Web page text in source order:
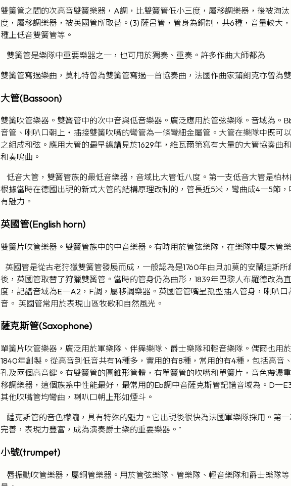
雙簧管之間的次高音雙簧樂器，A調，比雙簧管低小三度，屬移調樂器，後被淘
度，屬移調樂器，被英國管所取替。(3) 薩呂管，管身為銅制，共6種，音量較大
種上低音雙簧管等。
雙簧管是樂隊中重要樂器之一，也可用於獨奏、重奏。許多作曲大師都為
雙簧管寫過樂曲，莫札特曾為雙簧管寫過一首協奏曲，法國作曲家蒲朗克亦曾為
大管(Bassoon)
雙簧吹管樂器。雙簧管中的次中音與低音樂器。廣泛應用於管弦樂隊。音域為。
音管、喇叭口朝上‧插接雙簧吹嘴的彎管為一條彎細金屬管。大管在樂隊中既可
之組成和弦。應用大管的最早總譜見於1629年，維瓦爾第寫有大量的大管協奏曲
和奏鳴曲。
低音大管，雙簧管族的最低音樂器，音域比大管低八度。第一支低音大管是柏
根據當時在德國出現的新式大管的結構原理改制的，管長近5米，彎曲成4一5節
有魅力。
英國管(English horn)
雙簧片吹管樂器。雙簧管族中的中音樂器。有時用於管弦樂隊，在樂隊中屬木管
英國管是從古老狩獵雙簧管發展而成，一般認為是1760年由貝加莫的安蘭迪斯
後，英國管取替了狩獵雙簧管。當時的管身仍為曲形，1839年巴黎人布羅德改為
度，記譜音域為E一A2，F調，屬移調樂器。英國管管嘴呈孤型插入管身，喇叭
音。 英國管常用於表現山區牧歌和自然風光。
薩克斯管(Saxophone)
單簧片吹管樂器，廣泛用於軍樂隊、伴舞樂隊、爵士樂隊和輕音樂隊。偶爾也用
1840年創製。從高音到低音共有14種多，實用的有8種，常用的有4種，包括高
孔及兩個高音鍵。有雙簧管的圓錐形管體，有單簧管的吹嘴和單簧片，音色帶濃
移調樂器，這個族系中性能最好，最常用的Eb調中音薩克斯管記譜音域為。D一
其他吹嘴管均彎曲，喇叭口朝上形如煙斗。
薩克斯管的音色檬隴，具有特殊的魁力。它出現後很快為法國軍樂隊採用。第
完善，表現力豐富，成為演奏爵士樂的重要樂器。"
小號(trumpet)
唇振動吹管樂器，屬銅管樂器。用於管弦樂隊、管樂隊、輕音樂隊和爵士樂隊